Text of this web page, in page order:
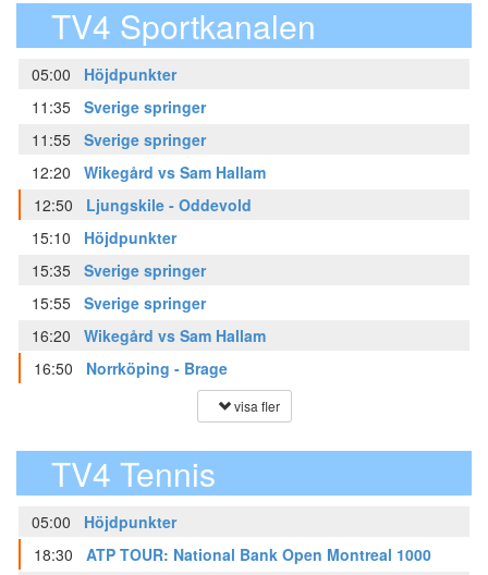
TV4 Sportkanalen
05:00
Höjdpunkter
11:35 Sverige springer
11:55 Sverige springer
12:20
Wikegård vs Sam Hallam
12:50
Ljungskile - Oddevold
15:10
Höjdpunkter
15:35 Sverige springer
15:55 Sverige springer
16:20
Wikegård vs Sam Hallam
16:50
Norrköping - Brage
visa fler
TV4 Tennis
05:00
Höjdpunkter
18:30
ATP TOUR: National Bank Open Montreal 1000